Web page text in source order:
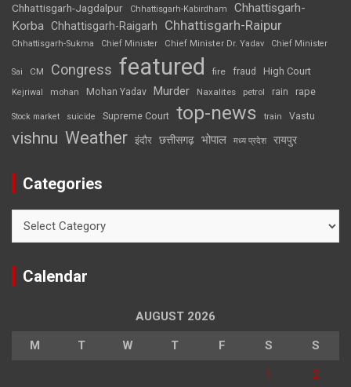
Chhattisgarh-Jagdalpur Chhattisgarh-Kabirdham
Chhattisgarh-
Korba Chhattisgarh-Raigarh Chhattisgarh-Raipur
Chhattisgarh-Sukma Chief Minister Chief Minister Dr. Yadav Chief Minister
Sai CM Congress featured fire fraud High Court
Kejriwal mohan Mohan Yadav Murder Naxalites petrol rain rape
Stock market suicide Supreme Court top-news train Vastu
vishnu Weather इंदौर छत्तीसगढ़ भोपाल मध्य प्रदेश रायपुर
Categories
Calendar
AUGUST 2026
M T W T F S S
1 2